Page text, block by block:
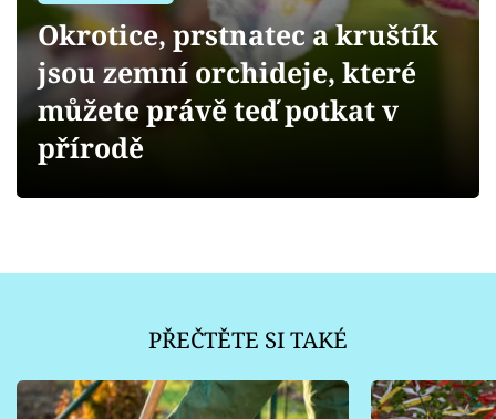
Přihlášení
Sledujte nás
Okrotice, prstnatec a kruštík
jsou zemní orchideje, které
můžete právě teď potkat v
přírodě
PŘEČTĚTE SI TAKÉ